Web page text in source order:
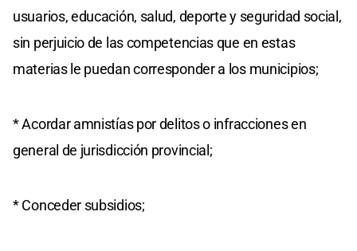
usuarios, educación, salud, deporte y seguridad social,
sin perjuicio de las competencias que en estas
materias le puedan corresponder a los municipios;
* Acordar amnistías por delitos o infracciones en
general de jurisdicción provincial;
* Conceder subsidios;